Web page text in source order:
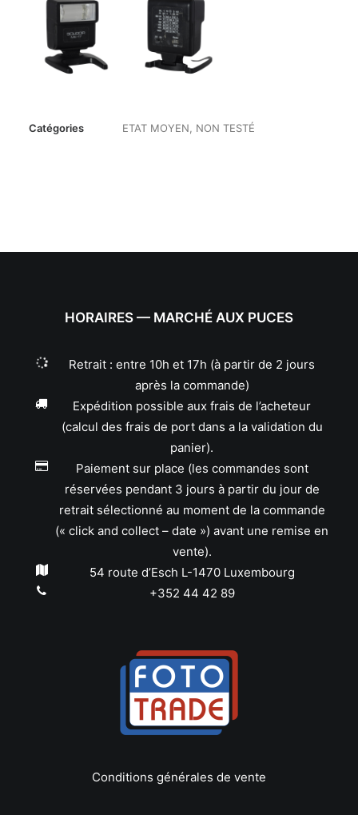
Catégories ETAT MOYEN NON TESTÉ
HORAIRES — MARCHÉ AUX PUCES
Retrait : entre 10h et 17h (à partir de 2 jours
après la commande)
Expédition possible aux frais de l’acheteur
(calcul des frais de port dans a la validation du
panier).
Paiement sur place (les commandes sont
réservées pendant 3 jours à partir du jour de
retrait sélectionné au moment de la commande
(« click and collect – date ») avant une remise en
vente).
54 route d’Esch L-1470 Luxembourg
+352 44 42 89
Conditions générales de vente